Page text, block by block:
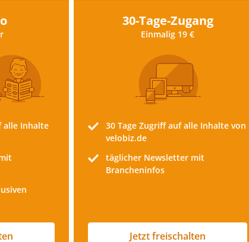
alle Inhalte
30-Tage-Zugang
Einmalig 19 €
30 Tage Zugriff auf alle Inhalte von
velobiz.de
täglicher Newsletter mit
Brancheninfos
Jetzt freischalten